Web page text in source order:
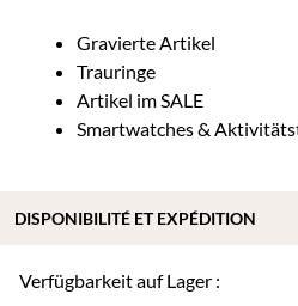
Gravierte Artikel
Trauringe
Artikel im SALE
Smartwatches &
Verfügbarkeit auf Lager :
DISPONIBILITÉ ET EXPÉDITION